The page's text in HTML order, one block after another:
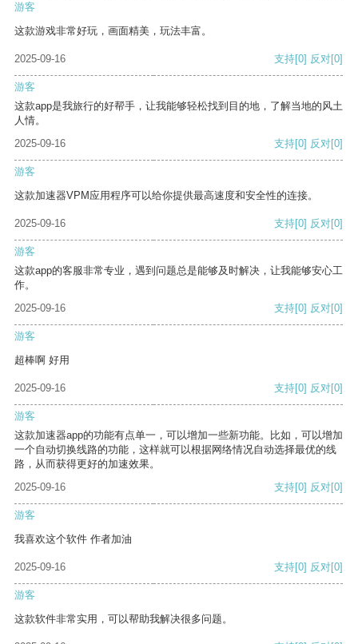
游客
这款游戏非常好玩，画面精美，玩法丰富。
2025-09-16 支持[0] 反对[0]
游客
这款app是我旅行的好帮手，让我能够轻松找到目的地，了解当地的风土
人情。
2025-09-16
支持[0] 反对[0]
游客
这款加速器VPM应用程序可以给你提供最高速度和安全性的连接。
2025-09-16 支持[0] 反对[0]
游客
这款app的客服非常专业，遇到问题总是能够及时解决，让我能够安心工
作。
2025-09-16
支持[0] 反对[0]
游客
超棒啊 好用
2025-09-16 支持[0] 反对[0]
游客
这款加速器app的功能有点单一，可以增加一些新功能。比如，可以增加
一个自动切换线路的功能，这样就可以根据网络情况自动选择最优的线
路，从而获得更好的加速效果。
2025-09-16
支持[0] 反对[0]
游客
我喜欢这个软件 作者加油
2025-09-16 支持[0] 反对[0]
游客
这款软件非常实用，可以帮助我解决很多问题。